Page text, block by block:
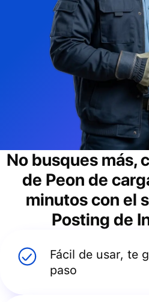
No busques más,
de Peon de
minutos con el
Posting de
Fácil de usar, te
paso